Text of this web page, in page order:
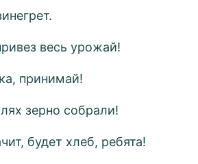
весь урожай!
принимай!
зерно собрали!
будет хлеб, ребята!